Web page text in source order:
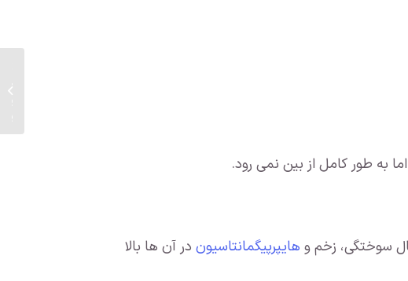
به طور کامل از بین نمی رود.
سوختگی، زخم و هایپرپیگمانتاسیون در آن ها بالا
به